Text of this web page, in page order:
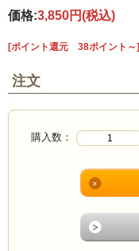
価格:3,850円(税込)
[ポイント還元 38ポイント～]
注文
購入数：